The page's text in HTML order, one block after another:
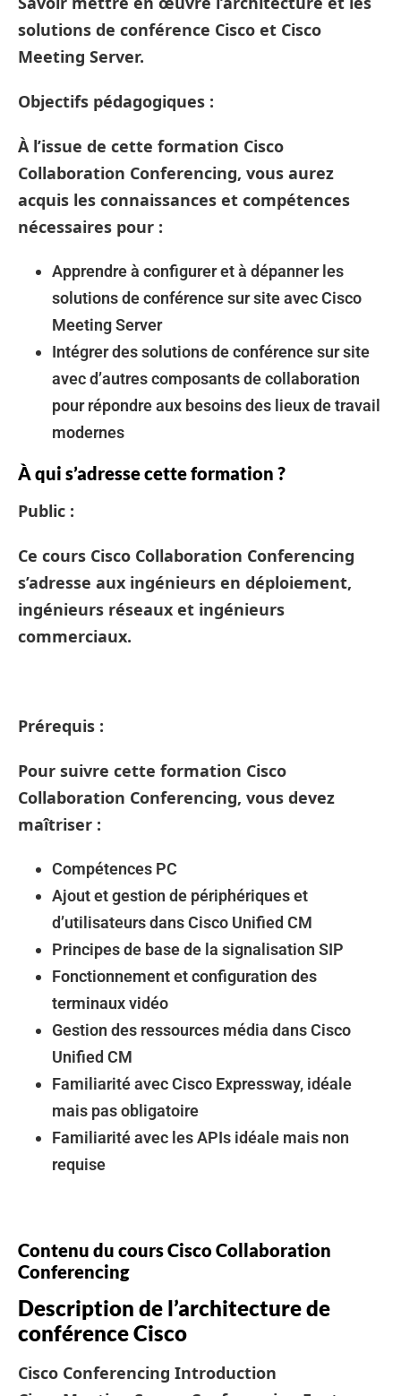
solutions de conférence Cisco et Cisco
Meeting Server.
Objectifs pédagogiques :
À l’issue de cette formation Cisco
Collaboration Conferencing, vous aurez
acquis les connaissances et compétences
nécessaires pour :
Apprendre à configurer et à dépanner les
solutions de conférence sur site avec Cisco
Meeting Server
Intégrer des solutions de conférence sur site
avec d’autres composants de collaboration
pour répondre aux besoins des lieux de travail
modernes
À qui s’adresse cette formation ?
Public :
Ce cours Cisco Collaboration Conferencing
s’adresse aux ingénieurs en déploiement,
ingénieurs réseaux et ingénieurs
commerciaux.
Prérequis :
Pour suivre cette formation Cisco
Collaboration Conferencing, vous devez
maîtriser :
Compétences PC
Ajout et gestion de périphériques et
d’utilisateurs dans Cisco Unified CM
Principes de base de la signalisation SIP
Fonctionnement et configuration des
terminaux vidéo
Gestion des ressources média dans Cisco
Unified CM
Familiarité avec Cisco Expressway, idéale
mais pas obligatoire
Familiarité avec les APIs idéale mais non
requise
Contenu du cours Cisco Collaboration
Conferencing
Description de l’architecture de
conférence Cisco
Cisco Conferencing Introduction